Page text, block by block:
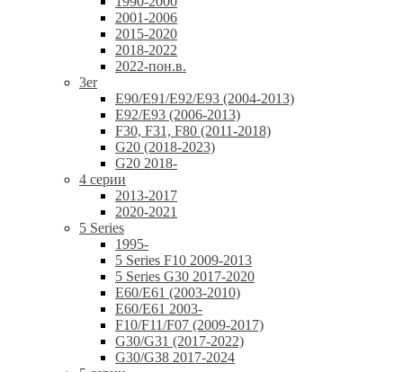
2001-2006
2015-2020
2018-2022
2022-пон.в.
3er
E90/E91/E92/E93 (2004-2013)
E92/E93 (2006-2013)
F30, F31, F80 (2011-2018)
G20 (2018-2023)
G20 2018-
4 серии
2013-2017
2020-2021
5 Series
1995-
5 Series F10 2009-2013
5 Series G30 2017-2020
E60/E61 (2003-2010)
E60/E61 2003-
F10/F11/F07 (2009-2017)
G30/G31 (2017-2022)
G30/G38 2017-2024